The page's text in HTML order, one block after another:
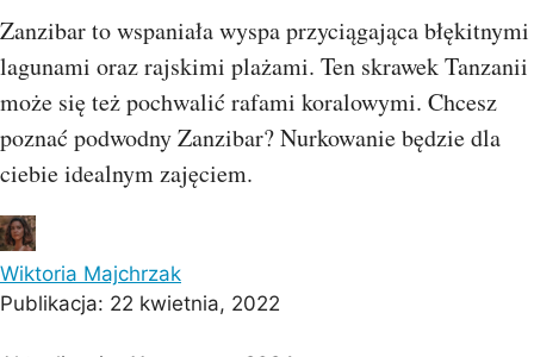
Zanzibar to wspaniała wyspa przyciągająca błękitnymi
lagunami oraz rajskimi plażami. Ten skrawek Tanzanii
może się też pochwalić rafami koralowymi. Chcesz
poznać podwodny Zanzibar? Nurkowanie będzie dla
ciebie idealnym zajęciem.
Wiktoria Majchrzak
Publikacja: 22 kwietnia, 2022